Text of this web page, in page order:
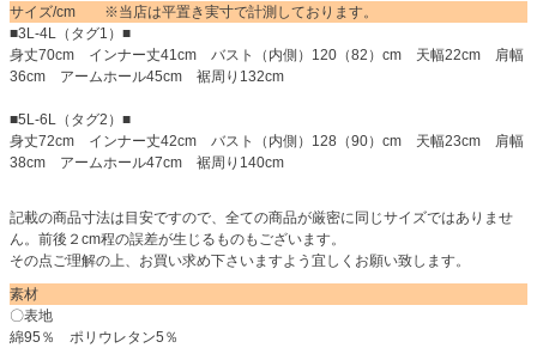
サイズ/cm ※当店は平置き実寸で計測しております。
■3L-4L（タグ1）■
身丈70cm インナー丈41cm バスト（内側）120（82）cm 天幅22cm 肩幅
36cm アームホール45cm 裾周り132cm
■5L-6L（タグ2）■
身丈72cm インナー丈42cm バスト（内側）128（90）cm 天幅23cm 肩幅
38cm アームホール47cm 裾周り140cm
記載の商品寸法は目安ですので、全ての商品が厳密に同じサイズではありませ
ん。前後２cm程の誤差が生じるものもございます。
その点ご理解の上、お買い求め下さいますよう宜しくお願い致します。
素材
〇表地
綿95％ ポリウレタン5％